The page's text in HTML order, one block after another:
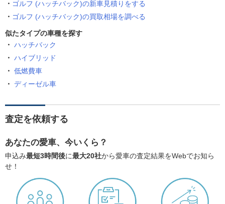
ゴルフ (ハッチバック)の新車見積りをする
ゴルフ (ハッチバック)の買取相場を調べる
似たタイプの車種を探す
ハッチバック
ハイブリッド
低燃費車
ディーゼル車
査定を依頼する
あなたの愛車、今いくら？
申込み最短3時間後に最大20社から愛車の査定結果をWebでお知ら
せ！